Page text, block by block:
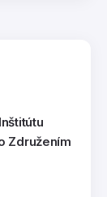
Združením